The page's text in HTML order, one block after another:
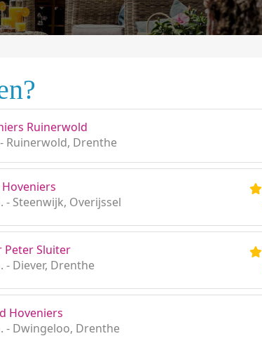
Ruinerwold
Ruinerwold, Drenthe
- Steenwijk, Overijssel
Peter Sluiter
- Diever, Drenthe
Hoveniers
- Dwingeloo, Drenthe